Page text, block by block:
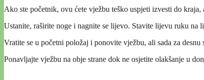
Ako ste početnik, ovu ćete vježbu teško uspjeti izvesti do
Ustanite, raširite noge i nagnite se lijevo. Stavite lijevu ruku
Vratite se u početni položaj i ponovite vježbu, ali sada za desnu
Ponavljajte vježbu na obje strane dok ne osjetite olakšanje u